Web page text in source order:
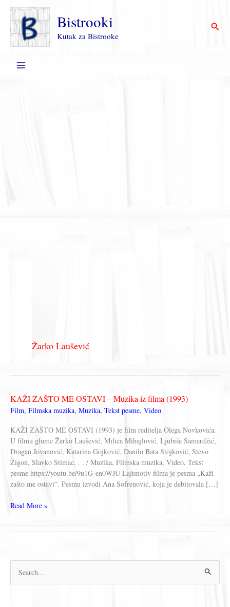
Пређи
садржај
Bistrooki
Kutak za Bistrooke
Žarko Laušević
KAŽI ZAŠTO ME OSTAVI – Muzika iz filma (1993)
Film, Filmska muzika, Muzika, Tekst pesme, Video
KAŽI ZAŠTO ME OSTAVI (1993) je film reditelja Olega Novkovića.
U filmu glume Žarko Laušević, Milica Mihajlović, Ljubiša Samardžić,
Dragan Jovanović, Katarina Gojković, Danilo Bata Stojković, Stevo
Žigon, Slavko Štimac. . . / Muzika, Filmska muzika, Video, Tekst
pesme https://youtu.be/9u1G-en0WJU Lajtmotiv filma je pesma „Kaži
zašto me ostavi“. Pesmu izvodi Ana Sofrenović, koja je debitovala […]
KAŽI
Muzika
Read More »
р